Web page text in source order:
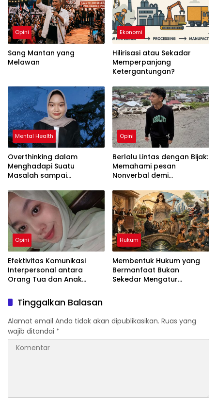
Opini
Sang Mantan yang
Melawan
Ekonomi
Hilirisasi atau Sekadar
Memperpanjang
Ketergantungan?
Mental Health
Overthinking dalam
Menghadapi Suatu
Masalah sampai
yang Berlebihan
Opini
Berlalu Lintas dengan Bijak:
Memahami pesan
Nonverbal demi
Opini
Efektivitas Komunikasi
Interpersonal antara
Orang Tua dan Anak
Keharmonisan Keluarga
Hukum
Membentuk Hukum yang
Bermanfaat Bukan
Sekedar Mengatur
Tinggalkan Balasan
Alamat email Anda tidak akan dipublikasikan. Ruas yang
wajib ditandai *